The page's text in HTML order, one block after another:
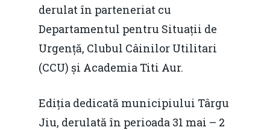
derulat în parteneriat cu
Departamentul pentru Situații de
Urgență, Clubul Câinilor Utilitari
(CCU) și Academia Titi Aur.
Ediția dedicată municipiului Târgu
Jiu, derulată în perioada 31 mai – 2